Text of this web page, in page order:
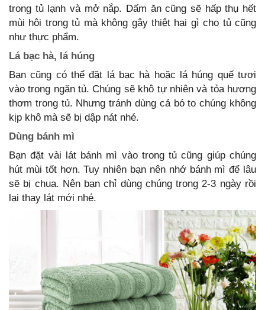
trong tủ lạnh và mở nắp. Dấm ăn cũng sẽ hấp thụ hết
mùi hôi trong tủ mà không gây thiệt hại gì cho tủ cũng
như thực phẩm.
Lá bạc hà, lá húng
Bạn cũng có thể đặt lá bạc hà hoặc lá húng quế tươi
vào trong ngăn tủ. Chúng sẽ khô tự nhiên và tỏa hương
thơm trong tủ. Nhưng tránh dùng cả bó to chúng không
kịp khô mà sẽ bị dập nát nhé.
Dùng bánh mì
Bạn đặt vài lát bánh mì vào trong tủ cũng giúp chúng
hút mùi tốt hơn. Tuy nhiên bạn nên nhớ bánh mì để lâu
sẽ bị chua. Nên bạn chỉ dùng chúng trong 2-3 ngày rồi
lại thay lát mới nhé.